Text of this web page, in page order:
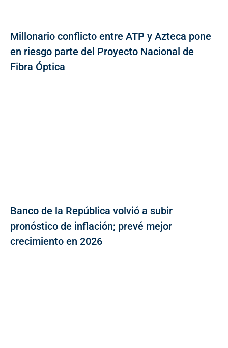
Millonario conflicto entre ATP y Azteca pone
en riesgo parte del Proyecto Nacional de
Fibra Óptica
Banco de la República volvió a subir
pronóstico de inflación; prevé mejor
crecimiento en 2026